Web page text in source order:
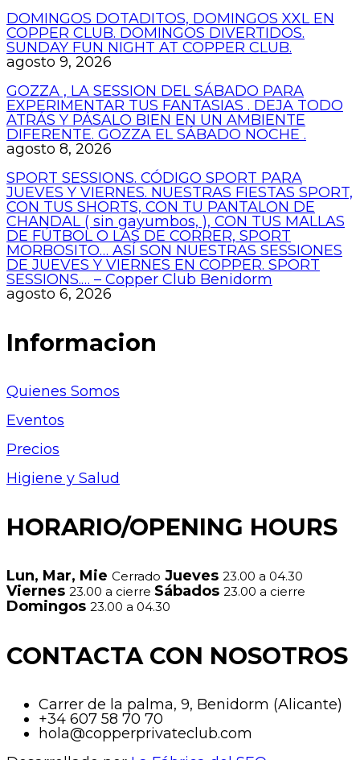
DOMINGOS DOTADITOS, DOMINGOS XXL EN
COPPER CLUB. DOMINGOS DIVERTIDOS.
SUNDAY FUN NIGHT AT COPPER CLUB.
agosto 9, 2026
GOZZA , LA SESSION DEL SÁBADO PARA
EXPERIMENTAR TUS FANTASIAS . DEJA TODO
ATRÁS Y PÁSALO BIEN EN UN AMBIENTE
DIFERENTE. GOZZA EL SÁBADO NOCHE .
agosto 8, 2026
SPORT SESSIONS. CÓDIGO SPORT PARA
JUEVES Y VIERNES. NUESTRAS FIESTAS SPORT,
CON TUS SHORTS, CON TU PANTALON DE
CHANDAL ( sin gayumbos, ), CON TUS MALLAS
DE FÚTBOL O LAS DE CORRER, SPORT
MORBOSITO… ASÍ SON NUESTRAS SESSIONES
DE JUEVES Y VIERNES EN COPPER. SPORT
SESSIONS.… – Copper Club Benidorm
agosto 6, 2026
Informacion
Quienes Somos
Eventos
Precios
Higiene y Salud
HORARIO/OPENING HOURS
Lun, Mar, Mie Cerrado Jueves 23.00 a 04.30
Viernes 23.00 a cierre Sábados 23.00 a cierre
Domingos 23.00 a 04.30
CONTACTA CON NOSOTROS
Carrer de la palma, 9, Benidorm (Alicante)
+34 607 58 70 70
hola@copperprivateclub.com